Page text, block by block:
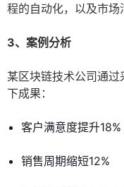
程的自动化，以及市场
3、案例分析
某区块链技术公司通
下成果：
客户满意度提升18%
销售周期缩短12%